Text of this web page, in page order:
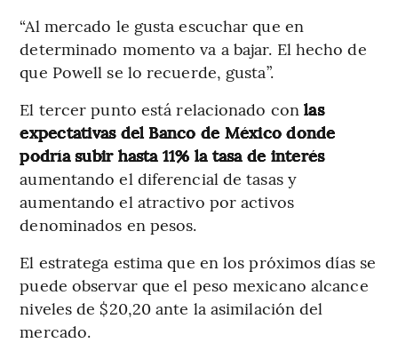
“Al mercado le gusta escuchar que en
determinado momento va a bajar. El hecho de
que Powell se lo recuerde, gusta”.
El tercer punto está relacionado conlas
expectativas del Banco de México donde
podría subir hasta 11% la tasa de interés
aumentando el diferencial de tasas y
aumentando el atractivo por activos
denominados en pesos.
El estratega estima que en los próximos días se
puede observar que el peso mexicano alcance
niveles de $20,20 ante la asimilación del
mercado.